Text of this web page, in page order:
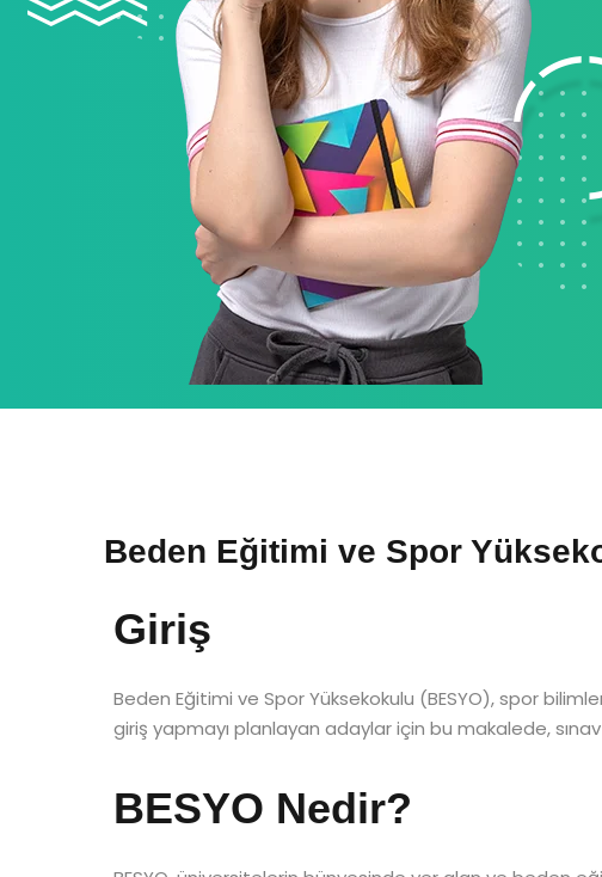
Beden Eğitimi ve Spor
Giriş
Beden Eğitimi ve Spor Yüksekokulu (BESYO), spor
giriş yapmayı planlayan adaylar için bu makalede,
BESYO Nedir?